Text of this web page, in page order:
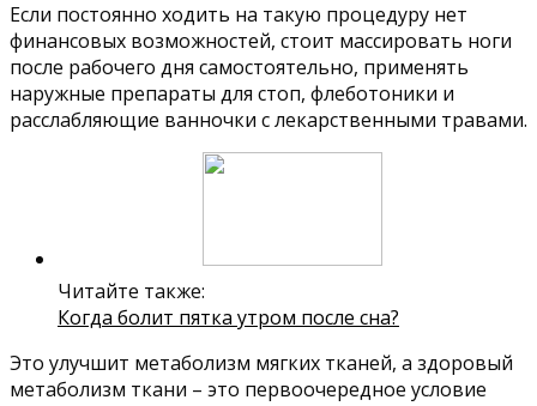
Если постоянно ходить на такую процедуру нет
финансовых возможностей, стоит массировать ноги
после рабочего дня самостоятельно, применять
наружные препараты для стоп, флеботоники и
расслабляющие ванночки с лекарственными травами.
Читайте также:
Когда болит пятка утром после сна?
Это улучшит метаболизм мягких тканей, а здоровый
метаболизм ткани – это первоочередное условие